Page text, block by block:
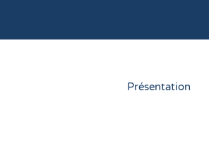
Présentation